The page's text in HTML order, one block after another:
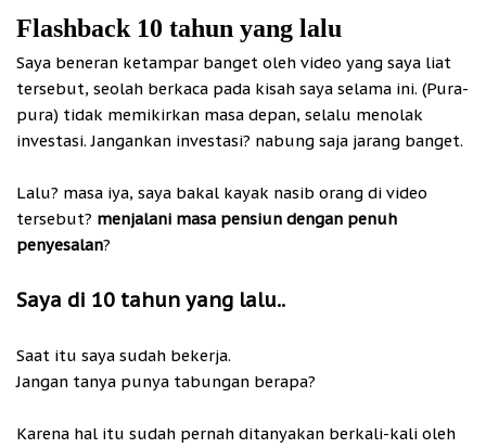
Flashback 10 tahun yang lalu
Saya beneran ketampar banget oleh video yang saya liat
tersebut, seolah berkaca pada kisah saya selama ini. (Pura-
pura) tidak memikirkan masa depan, selalu menolak
investasi. Jangankan investasi? nabung saja jarang banget.
Lalu? masa iya, saya bakal kayak nasib orang di video
tersebut? menjalani masa pensiun dengan penuh
penyesalan?
Saya di 10 tahun yang lalu..
Saat itu saya sudah bekerja.
Jangan tanya punya tabungan berapa?
Karena hal itu sudah pernah ditanyakan berkali-kali oleh